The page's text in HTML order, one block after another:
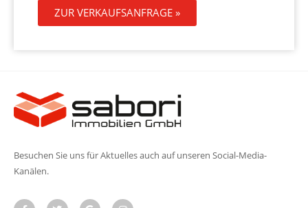
ZUR VERKAUFSANFRAGE »
Besuchen Sie uns für Aktuelles auch auf unseren Social-Media-
Kanälen.